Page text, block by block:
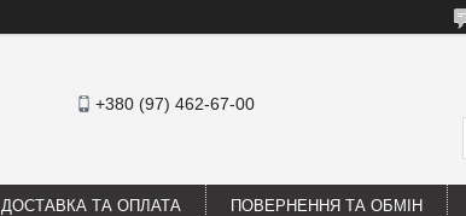
+380 (97) 462-67-00
ДОСТАВКА ТА ОПЛАТА ПОВЕРНЕННЯ ТА ОБМІН